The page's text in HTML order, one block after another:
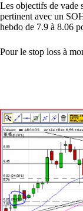
Les objectifs de vade
pertinent avec un
hebdo de 7.9 à 8.06
Pour le stop loss à